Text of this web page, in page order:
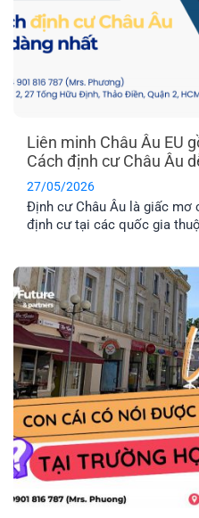
Liên minh Châu Âu EU
Cách định cư Châu Âu
27/05/2026
Định cư Châu Âu là giấc mơ
định cư tại các quốc gia
trình định cư Châu Âu dễ
EFP tìm hiểu nhé!